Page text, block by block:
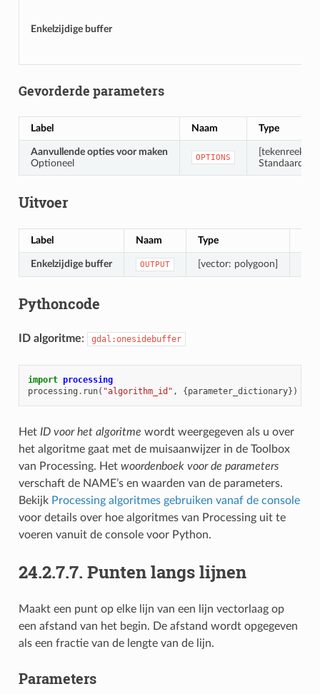
Enkelzijdige buffer
Gevorderde parameters
Label Naam Type
Aanvullende opties voor maken
Optioneel
OPTIONS
[tekenreeks]
Standaard:
Uitvoer
Label Naam Type
Enkelzijdige buffer OUTPUT [vector: polygoon]
Pythoncode
ID algoritme: gdal:onesidebuffer
import processing
processing . run( "algorithm_id" , {parameter_dictionary})
Het ID voor het algoritme wordt weergegeven als u over
het algoritme gaat met de muisaanwijzer in de Toolbox
van Processing. Het woordenboek voor de parameters
verschaft de NAME’s en waarden van de parameters.
Bekijk Processing algoritmes gebruiken vanaf de console
voor details over hoe algoritmes van Processing uit te
voeren vanuit de console voor Python.
24.2.7.7. Punten langs lijnen
Maakt een punt op elke lijn van een lijn vectorlaag op
een afstand van het begin. De afstand wordt opgegeven
als een fractie van de lengte van de lijn.
Parameters